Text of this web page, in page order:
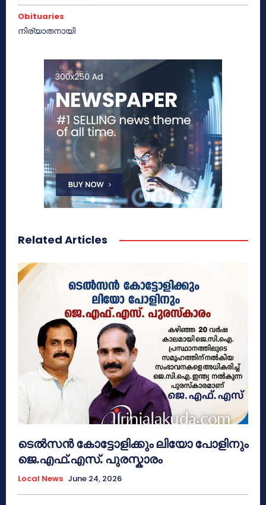
Obituaries
നിര്യാതനായി
Related Articles
ടെൽസൻ കോട്ടോളിക്കും ലിയോ പോളിനും
ജെ.എഫ്.എസ്. പുരസ്കാരം
Local News June 24, 2026